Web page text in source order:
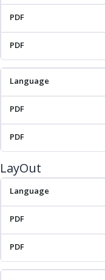
LayOut
Language